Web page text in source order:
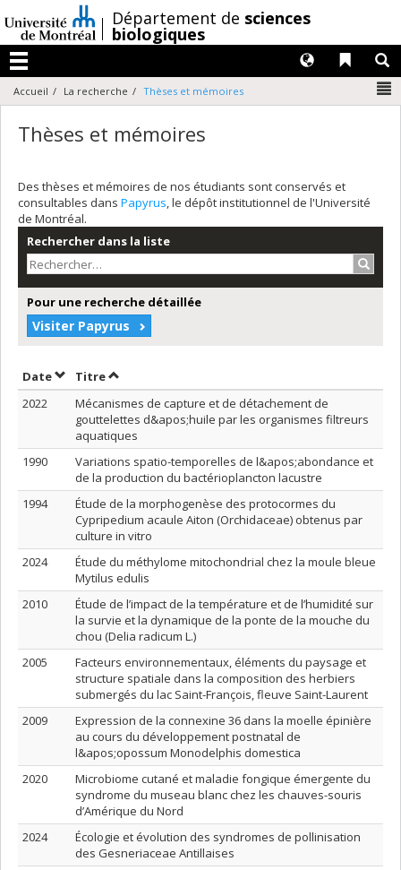
au
contenu
/Département de sciences
biologiques
Menu
Liens
Langues
Accueil La recherche Thèses et mémoires
Thèses et mémoires
Des thèses et mémoires de nos étudiants sont conservés et
consultables dans Papyrus, le dépôt institutionnel de l'Université
de Montréal.
Rechercher dans la liste
Pour une recherche détaillée
Visiter Papyrus
DateTrier par date en ordre décroissant
TitreTrier par titre en ordre décroissant
2022
Mécanismes de capture et de détachement de
gouttelettes d&apos;huile par les organismes filtreurs
aquatiques
1990
Variations spatio-temporelles de l&apos;abondance et
de la production du bactérioplancton lacustre
1994
Étude de la morphogenèse des protocormes du
Cypripedium acaule Aiton (Orchidaceae) obtenus par
culture in vitro
2024
Étude du méthylome mitochondrial chez la moule bleue
Mytilus edulis
2010
Étude de l’impact de la température et de l’humidité sur
la survie et la dynamique de la ponte de la mouche du
chou (Delia radicum L.)
2005
Facteurs environnementaux, éléments du paysage et
structure spatiale dans la composition des herbiers
submergés du lac Saint-François, fleuve Saint-Laurent
2009
Expression de la connexine 36 dans la moelle épinière
au cours du développement postnatal de
l&apos;opossum Monodelphis domestica
2020
Microbiome cutané et maladie fongique émergente du
syndrome du museau blanc chez les chauves-souris
d’Amérique du Nord
2024
Écologie et évolution des syndromes de pollinisation
des Gesneriaceae Antillaises